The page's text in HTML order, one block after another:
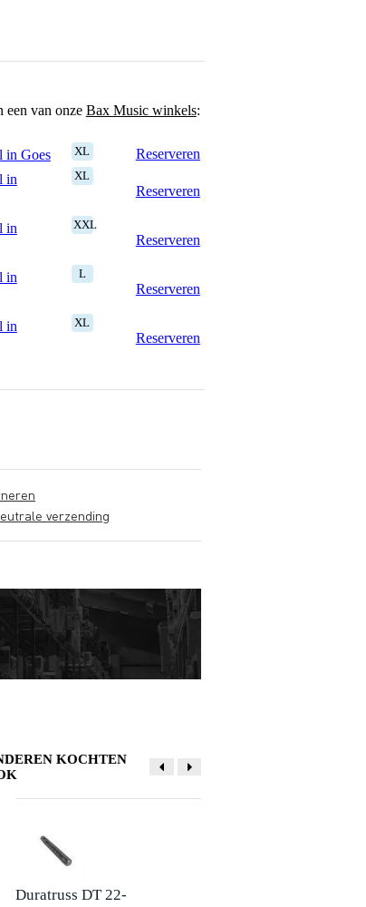
een van onze Bax Music winkels:
in Goes XL
Reserveren
in
XL
Reserveren
in
XXL
Reserveren
in
L
Reserveren
in
XL
Reserveren
verzending
KOCHTEN
Duratruss DT 22-